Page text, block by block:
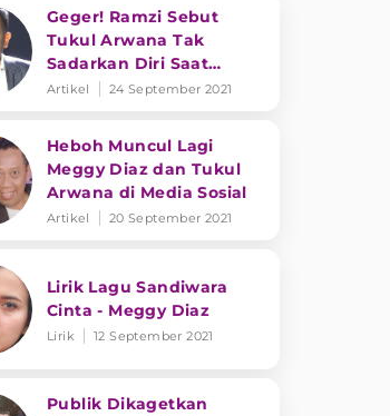
Geger! Ramzi Sebut
Tukul Arwana Tak
Sadarkan Diri Saat
Dilarikan ke RS
Artikel 24 September 2021
Heboh Muncul Lagi
Meggy Diaz dan Tukul
Arwana di Media Sosial
Artikel 20 September 2021
Lirik Lagu Sandiwara
Cinta - Meggy Diaz
Lirik 12 September 2021
Publik Dikagetkan